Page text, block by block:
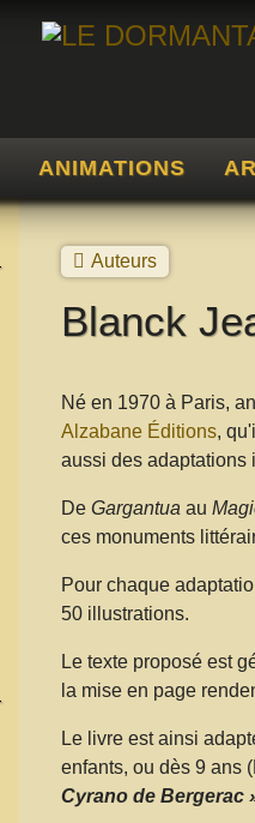
ANIMATIONS
Auteurs
Blanck
Né en 1970 à Paris,
Alzabane Éditions,
aussi des adaptations
De Gargantua au
ces monuments
Pour chaque
50 illustrations.
Le texte proposé est
la mise en page
Le livre est ainsi
enfants, ou dès 9 ans
Cyrano de Bergerac